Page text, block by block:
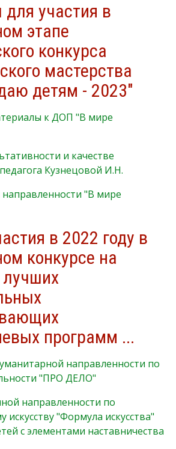
участия в
этапе
конкурса
мастерства
детям - 2023"
к ДОП "В мире
и качестве
Кузнецовой И.Н.
"В мире
в 2022 году в
конкурсе на
программ ...
направленности по
"ПРО ДЕЛО"
направленности по
искусству "Формула искусства"
с элементами наставничества